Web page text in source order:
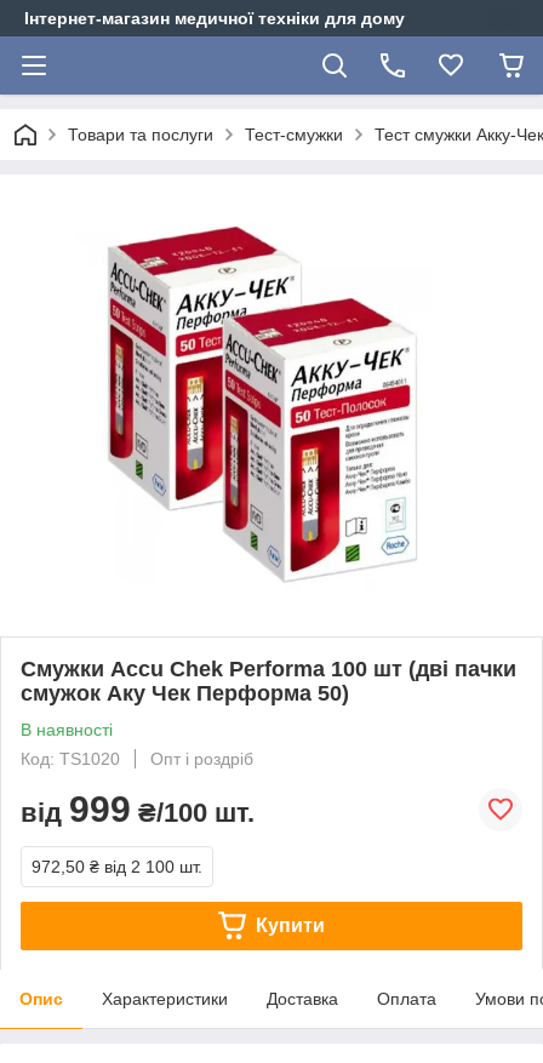
Інтернет-магазин медичної техніки для дому
Товари та послуги Тест-смужки Тест смужки Акку-
Смужки Accu Chek Performa 100 шт (дві пачки
смужок Аку Чек Перформа 50)
В наявності
Код: TS1020
Опт і роздріб
від 999 ₴/100 шт.
972,50 ₴ від 2 100 шт.
Купити
Опис Характеристики Доставка Оплата Умови